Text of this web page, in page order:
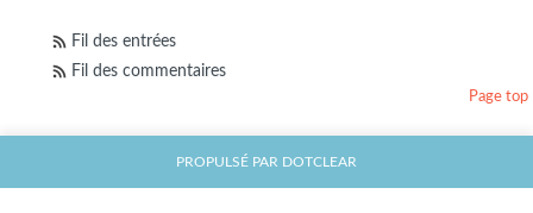
Fil des entrées
Fil des commentaires
PROPULSÉ PAR DOTCLEAR
Page top